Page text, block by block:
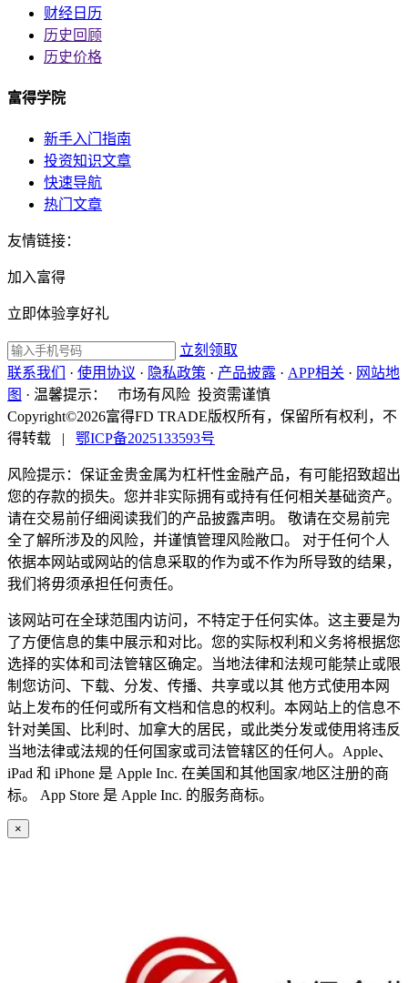
财经日历
历史回顾
历史价格
富得学院
新手入门指南
投资知识文章
快速导航
热门文章
友情链接：
加入富得
立即体验享好礼
立刻领取
联系我们
· 使用协议 · 隐私政策 · 产品披露 · APP相关 · 网站地
图 · 温馨提示：
市场有风险 投资需谨慎
Copyright©2026富得FD TRADE版权所有，保留所有权利，不
得转载
| 鄂ICP备2025133593号
风险提示：保证金贵金属为杠杆性金融产品，有可能招致超出
您的存款的损失。您并非实际拥有或持有任何相关基础资产。
请在交易前仔细阅读我们的产品披露声明。 敬请在交易前完
全了解所涉及的风险，并谨慎管理风险敞口。 对于任何个人
依据本网站或网站的信息采取的作为或不作为所导致的结果，
我们将毋须承担任何责任。
该网站可在全球范围内访问，不特定于任何实体。这主要是为
了方便信息的集中展示和对比。您的实际权利和义务将根据您
选择的实体和司法管辖区确定。当地法律和法规可能禁止或限
制您访问、下载、分发、传播、共享或以其 他方式使用本网
站上发布的任何或所有文档和信息的权利。本网站上的信息不
针对美国、比利时、加拿大的居民，或此类分发或使用将违反
当地法律或法规的任何国家或司法管辖区的任何人。Apple、
iPad 和 iPhone 是 Apple Inc. 在美国和其他国家/地区注册的商
标。 App Store 是 Apple Inc. 的服务商标。
×